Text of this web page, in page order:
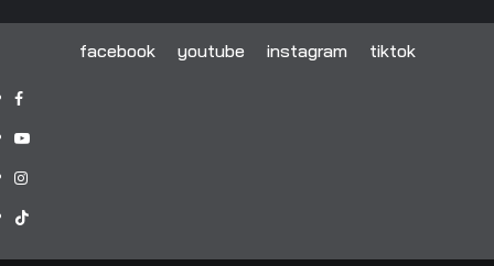
facebook youtube instagram tiktok
facebook
youtube
instagram
tiktok